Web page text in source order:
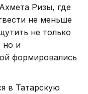
Ризы, где
не меньше
не только
но и
формировались
в Татарскую